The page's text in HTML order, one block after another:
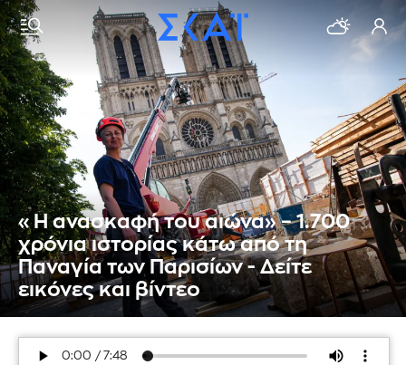
«Η ανασκαφή του αιώνα» – 1.700
χρόνια ιστορίας κάτω από τη
Παναγία των Παρισίων - Δείτε
εικόνες και βίντεο